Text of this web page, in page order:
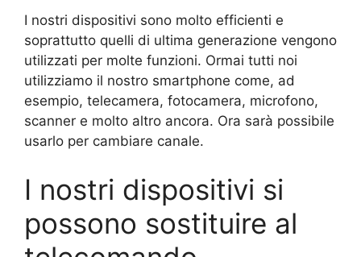
I nostri dispositivi sono molto efficienti e
soprattutto quelli di ultima generazione vengono
utilizzati per molte funzioni. Ormai tutti noi
utilizziamo il nostro smartphone come, ad
esempio, telecamera, fotocamera, microfono,
scanner e molto altro ancora. Ora sarà possibile
usarlo per cambiare canale.
I nostri dispositivi si
possono sostituire al